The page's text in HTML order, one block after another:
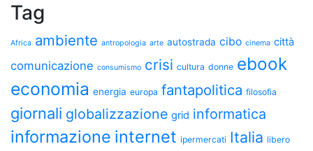
Tag
Africa ambiente antropologia arte autostrada cibo cinema città
comunicazione consumismo crisi cultura donne ebook
economia energia europa fantapolitica filosofia
giornali globalizzazione grid informatica
informazione internet ipermercati Italia libero